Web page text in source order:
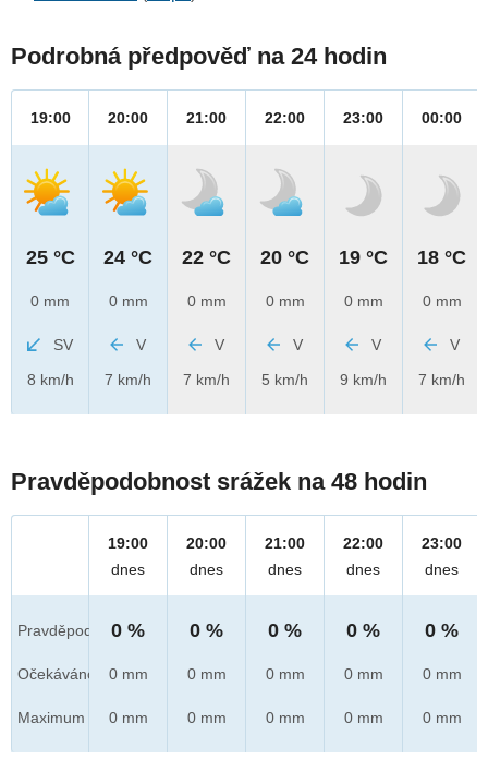
Podrobná předpověď na 24 hodin
19:00
25 °C
0 mm
SV
8 km/h
20:00
24 °C
0 mm
V
7 km/h
21:00
22 °C
0 mm
V
7 km/h
22:00
20 °C
0 mm
V
5 km/h
23:00
19 °C
0 mm
V
9 km/h
00:00
18 °C
0 mm
V
7 km/h
Pravděpodobnost srážek na 48 hodin
Pravděpod.
Očekáváno
Maximum
19:00
dnes
0 %
0 mm
0 mm
20:00
dnes
0 %
0 mm
0 mm
21:00
dnes
0 %
0 mm
0 mm
22:00
dnes
0 %
0 mm
0 mm
23:00
dnes
0 %
0 mm
0 mm